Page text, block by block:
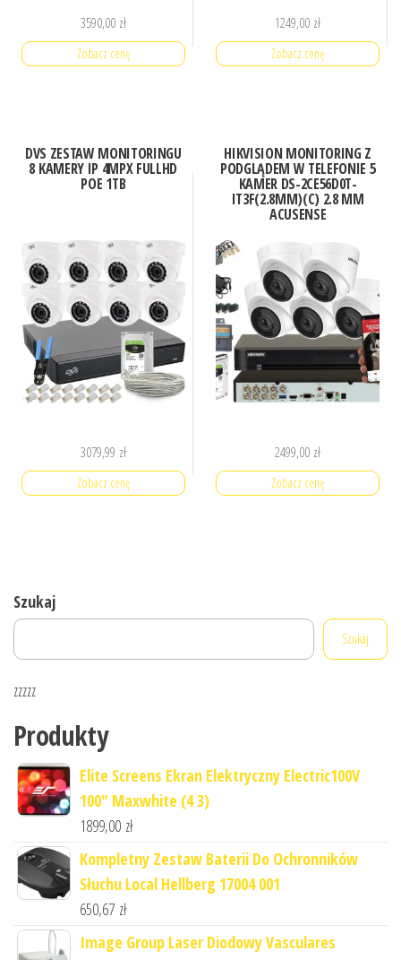
3590,00 zł
Zobacz cenę
1249,00 zł
Zobacz cenę
DVS ZESTAW MONITORINGU
8 KAMERY IP 4MPX FULLHD
POE 1TB
3079,99 zł
Zobacz cenę
HIKVISION MONITORING Z
PODGLĄDEM W TELEFONIE 5
KAMER DS-2CE56D0T-
IT3F(2.8MM)(C) 2.8 MM
ACUSENSE
2499,00 zł
Zobacz cenę
Szukaj
Szukaj
zzzzz
Produkty
Elite Screens Ekran Elektryczny Electric100V
100" Maxwhite (4 3)
1899,00 zł
Kompletny Zestaw Baterii Do Ochronników
Słuchu Local Hellberg 17004 001
650,67 zł
Image Group Laser Diodowy Vasculares